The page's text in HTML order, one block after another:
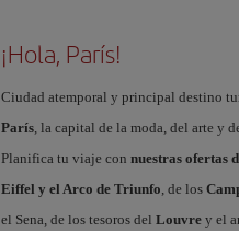
¡Hola, París!
Ciudad atemporal y principal destino
París, la capital de la moda, del arte y
Planifica tu viaje con nuestras ofertas
Eiffel y el Arco de Triunfo, de los
el Sena, de los tesoros del Louvrey el